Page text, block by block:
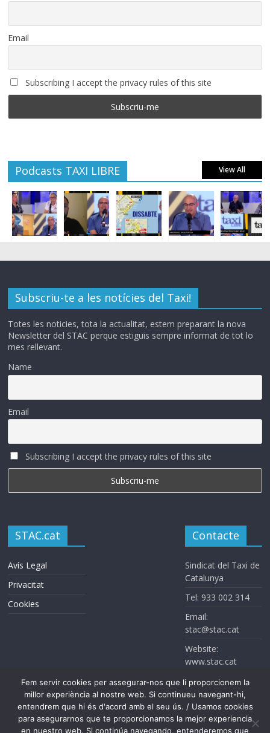
Email
Subscribing I accept the privacy rules of this site
Podcasts TAXI LIBRE View All
Subscriu-te a les notícies del Taxi!
Totes les noticies, tota la actualitat, estem preparant la nova
Newsletter del STAC perque estiguis sempre informat de tot lo
mes rellevant.
Name
Email
Subscribing I accept the privacy rules of this site
STAC.cat
Avís Legal
Privacitat
Cookies
Contacte
Sindicat del Taxi de
Catalunya
Tel: 933 002 314
Email:
stac@stac.cat
Website:
www.stac.cat
Fem servir cookies per assegurar-nos que li proporcionem la
millor experiència al nostre web. Si continueu navegant-hi,
entendrem que hi és d'acord amb el seu ús. / Usamos cookies
para asegurarnos que te proporcionamos la mejor experiencia
en nuestro web. Si continúa navegando, entenderemos que